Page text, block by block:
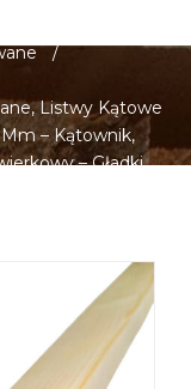
/
Listwy Kątowe
– Kątownik,
– Gładki